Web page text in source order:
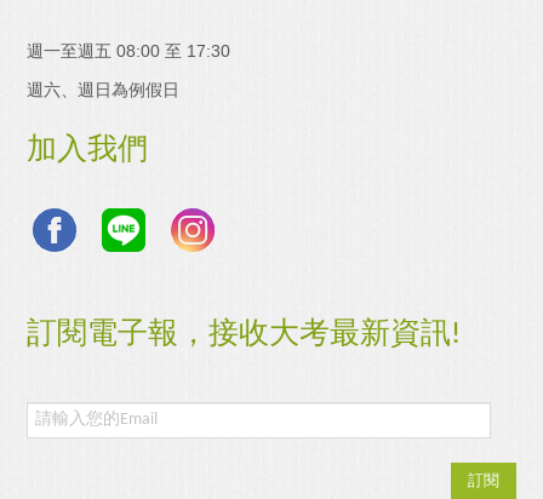
週一至週五 08:00 至 17:30
週六、週日為例假日
加入我們
訂閱電子報，接收大考最新資訊!
訂閱